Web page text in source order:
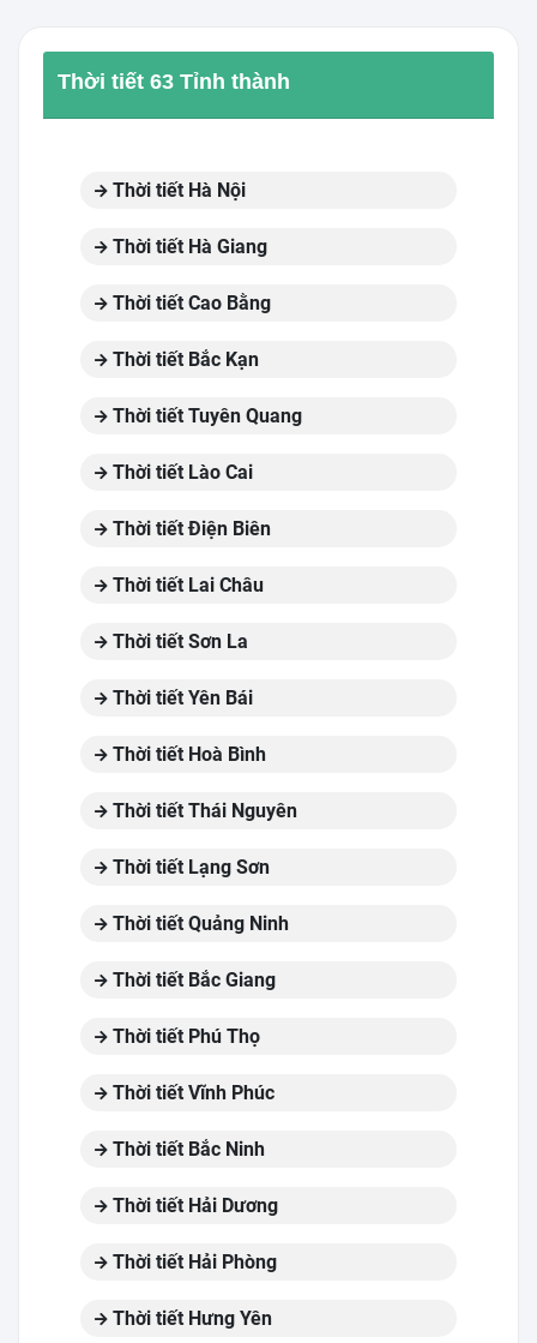
Thời tiết 63 Tỉnh thành
Thời tiết Hà Nội
Thời tiết Hà Giang
Thời tiết Cao Bằng
Thời tiết Bắc Kạn
Thời tiết Tuyên Quang
Thời tiết Lào Cai
Thời tiết Điện Biên
Thời tiết Lai Châu
Thời tiết Sơn La
Thời tiết Yên Bái
Thời tiết Hoà Bình
Thời tiết Thái Nguyên
Thời tiết Lạng Sơn
Thời tiết Quảng Ninh
Thời tiết Bắc Giang
Thời tiết Phú Thọ
Thời tiết Vĩnh Phúc
Thời tiết Bắc Ninh
Thời tiết Hải Dương
Thời tiết Hải Phòng
Thời tiết Hưng Yên